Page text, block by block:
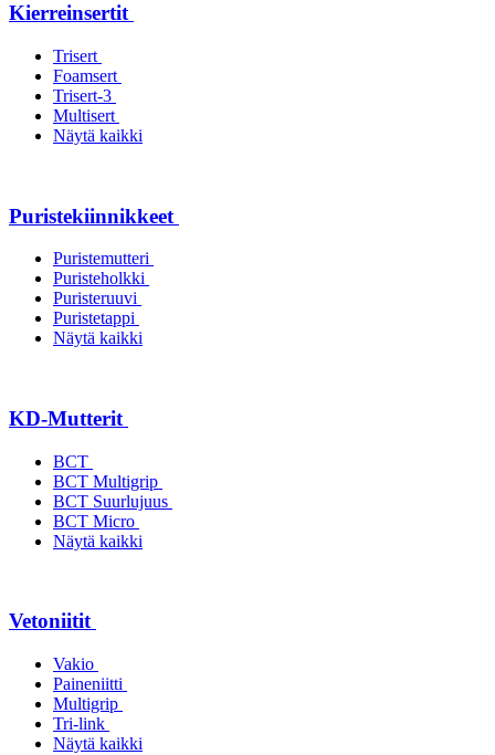
Kierreinsertit
Trisert
Foamsert
Trisert-3
Multisert
Näytä kaikki
Puristekiinnikkeet
Puristemutteri
Puristeholkki
Puristeruuvi
Puristetappi
Näytä kaikki
KD-Mutterit
BCT
BCT Multigrip
BCT Suurlujuus
BCT Micro
Näytä kaikki
Vetoniitit
Vakio
Paineniitti
Multigrip
Tri-link
Näytä kaikki